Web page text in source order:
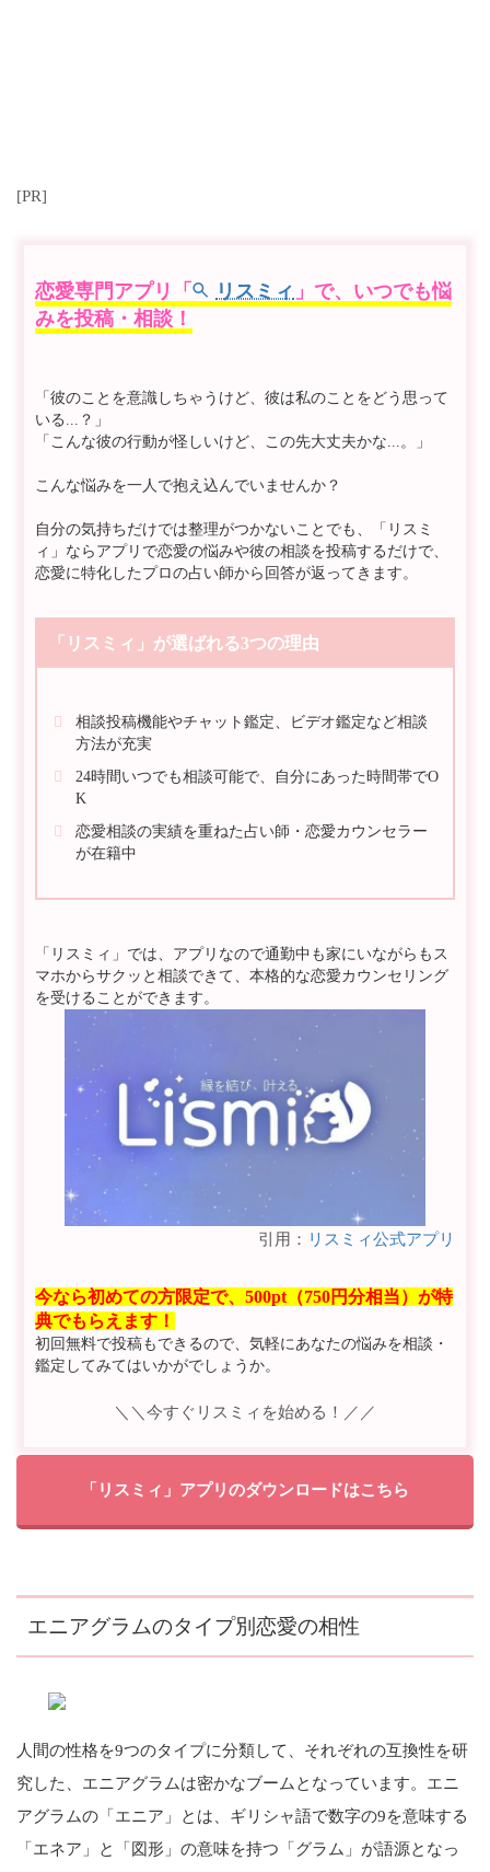
[PR]
恋愛専門アプリ「 リスミィ 」で、いつでも悩
みを投稿・相談！
「彼のことを意識しちゃうけど、彼は私のことをどう思って
いる...？」
「こんな彼の行動が怪しいけど、この先大丈夫かな...。」
こんな悩みを一人で抱え込んでいませんか？
自分の気持ちだけでは整理がつかないことでも、「リスミ
ィ」ならアプリで恋愛の悩みや彼の相談を投稿するだけで、
恋愛に特化したプロの占い師から回答が返ってきます。
「リスミィ」が選ばれる3つの理由
相談投稿機能やチャット鑑定、ビデオ鑑定など相談
方法が充実
24時間いつでも相談可能で、自分にあった時間帯でO
K
恋愛相談の実績を重ねた占い師・恋愛カウンセラー
が在籍中
「リスミィ」では、アプリなので通勤中も家にいながらもス
マホからサクッと相談できて、本格的な恋愛カウンセリング
を受けることができます。
引用： リスミィ公式アプリ
今なら初めての方限定で、500pt（750円分相当）が特
典でもらえます！
初回無料で投稿もできるので、気軽にあなたの悩みを相談・
鑑定してみてはいかがでしょうか。
＼＼今すぐリスミィを始める！／／
「リスミィ」アプリのダウンロードはこちら
エニアグラムのタイプ別恋愛の相性
人間の性格を9つのタイプに分類して、それぞれの互換性を研
究した、エニアグラムは密かなブームとなっています。エニ
アグラムの「エニア」とは、ギリシャ語で数字の9を意味する
「エネア」と「図形」の意味を持つ「グラム」が語源となっ